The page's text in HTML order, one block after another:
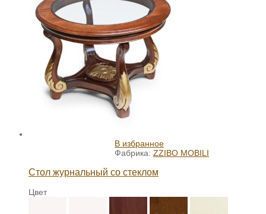
В избранное
Фабрика: ZZIBO MOBILI
Стол журнальный со стеклом
Цвет